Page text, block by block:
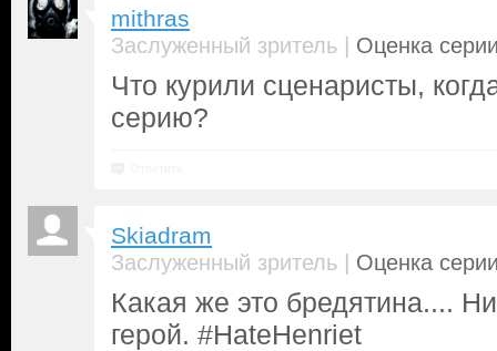
mithras
Заслуженный зритель | Оценка
Что курили сценаристы,
серию?
Skiadram
Заслуженный зритель | Оценка
Какая же это бредятина....
герой. #HateHenriet